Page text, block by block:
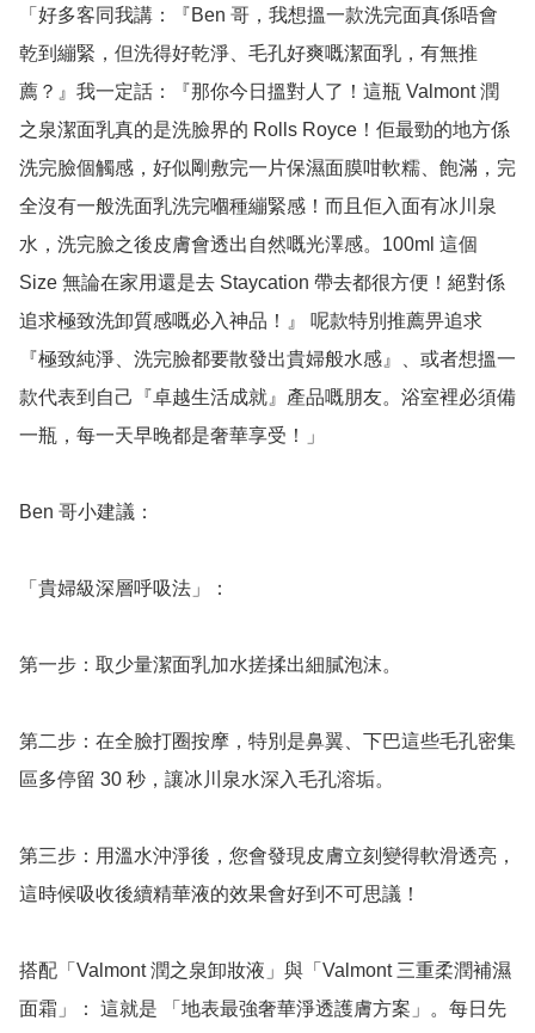
「好多客同我講：『Ben 哥，我想搵一款洗完面真係唔會
乾到繃緊，但洗得好乾淨、毛孔好爽嘅潔面乳，有無推
薦？』我一定話：『那你今日搵對人了！這瓶 Valmont 潤
之泉潔面乳真的是洗臉界的 Rolls Royce！佢最勁的地方係
洗完臉個觸感，好似剛敷完一片保濕面膜咁軟糯、飽滿，完
全沒有一般洗面乳洗完嗰種繃緊感！而且佢入面有冰川泉
水，洗完臉之後皮膚會透出自然嘅光澤感。100ml 這個
Size 無論在家用還是去 Staycation 帶去都很方便！絕對係
追求極致洗卸質感嘅必入神品！』 呢款特別推薦畀追求
『極致純淨、洗完臉都要散發出貴婦般水感』、或者想搵一
款代表到自己『卓越生活成就』產品嘅朋友。浴室裡必須備
一瓶，每一天早晚都是奢華享受！」
Ben 哥小建議：
「貴婦級深層呼吸法」：
第一步：取少量潔面乳加水搓揉出細膩泡沫。
第二步：在全臉打圈按摩，特別是鼻翼、下巴這些毛孔密集
區多停留 30 秒，讓冰川泉水深入毛孔溶垢。
第三步：用溫水沖淨後，您會發現皮膚立刻變得軟滑透亮，
這時候吸收後續精華液的效果會好到不可思議！
搭配「Valmont 潤之泉卸妝液」與「Valmont 三重柔潤補濕
面霜」： 這就是 「地表最強奢華淨透護膚方案」。每日先